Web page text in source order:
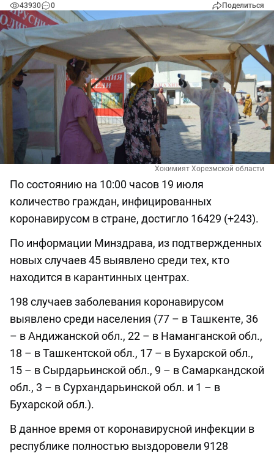
43930 0 Поделиться
Хокимият Хорезмской области
По состоянию на 10:00 часов 19 июля
количество граждан, инфицированных
коронавирусом в стране, достигло 16429 (+243).
По информации Минздрава, из подтвержденных
новых случаев 45 выявлено среди тех, кто
находится в карантинных центрах.
198 случаев заболевания коронавирусом
выявлено среди населения (77 – в Ташкенте, 36
– в Андижанской обл., 22 – в Наманганской обл.,
18 – в Ташкентской обл., 17 – в Бухарской обл.,
15 – в Сырдарьинской обл., 9 – в Самаркандской
обл., 3 – в Сурхандарьинской обл. и 1 – в
Бухарской обл.).
В данное время от коронавирусной инфекции в
республике полностью выздоровели 9128